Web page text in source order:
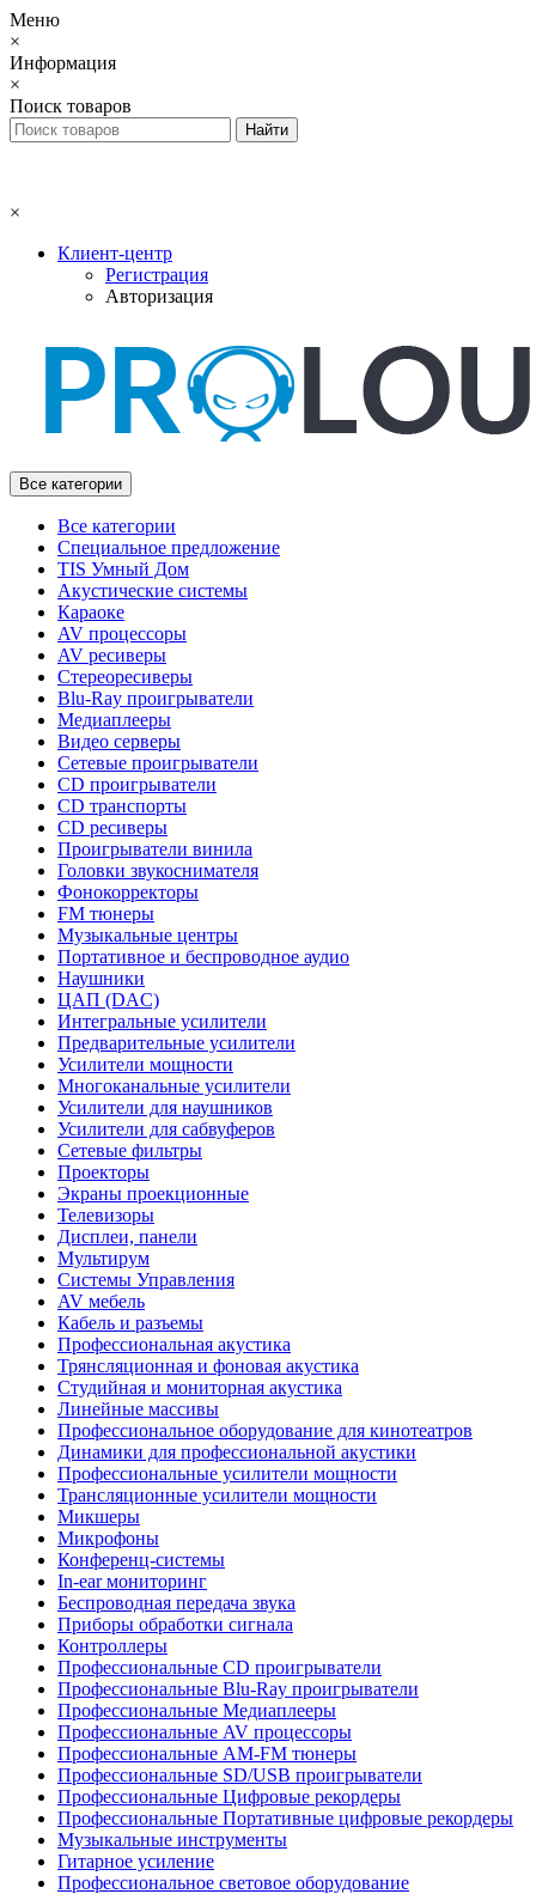
Меню
×
Информация
×
Поиск товаров
×
Клиент-центр
Регистрация
Авторизация
Все категории
Все категории
Специальное предложение
TIS Умный Дом
Акустические системы
Караоке
AV процессоры
AV ресиверы
Стереоресиверы
Blu-Ray проигрыватели
Медиаплееры
Видео серверы
Сетевые проигрыватели
CD проигрыватели
CD транспорты
CD ресиверы
Проигрыватели винила
Головки звукоснимателя
Фонокорректоры
FM тюнеры
Музыкальные центры
Портативное и беспроводное аудио
Наушники
ЦАП (DAC)
Интегральные усилители
Предварительные усилители
Усилители мощности
Многоканальные усилители
Усилители для наушников
Усилители для сабвуферов
Сетевые фильтры
Проекторы
Экраны проекционные
Телевизоры
Дисплеи, панели
Мультирум
Системы Управления
AV мебель
Кабель и разъемы
Профессиональная акустика
Трянсляционная и фоновая акустика
Студийная и мониторная акустика
Линейные массивы
Профессиональное оборудование для кинотеатров
Динамики для профессиональной акустики
Профессиональные усилители мощности
Трансляционные усилители мощности
Микшеры
Микрофоны
Конференц-системы
In-ear мониторинг
Беспроводная передача звука
Приборы обработки сигнала
Контроллеры
Профессиональные СD проигрыватели
Профессиональные Blu-Ray проигрыватели
Профессиональные Медиаплееры
Профессиональные AV процессоры
Профессиональные AM-FM тюнеры
Профессиональные SD/USB проигрыватели
Профессиональные Цифровые рекордеры
Профессиональные Портативные цифровые рекордеры
Музыкальные инструменты
Гитарное усиление
Профессиональное световое оборудование